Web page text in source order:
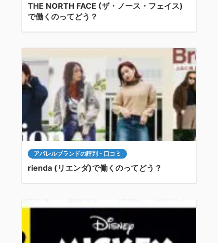
THE NORTH FACE (ザ・ノース・フェイス)
で働くのってどう？
アパレルブランドの評判・口コミ
rienda (リエンダ)で働くのってどう？